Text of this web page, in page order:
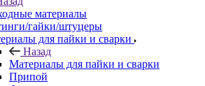
материалы
гайки/штуцеры
для пайки и сварки
Назад
Материалы для пайки и сварки
Припой